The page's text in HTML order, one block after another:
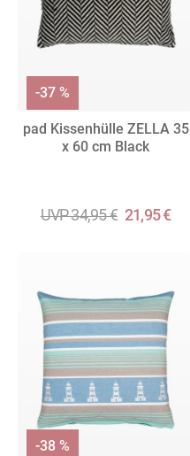
pad Kissenhülle ZELLA 35
x 60 cm Black
UVP 34,95 € 21,95 €
-37 %
-38 %